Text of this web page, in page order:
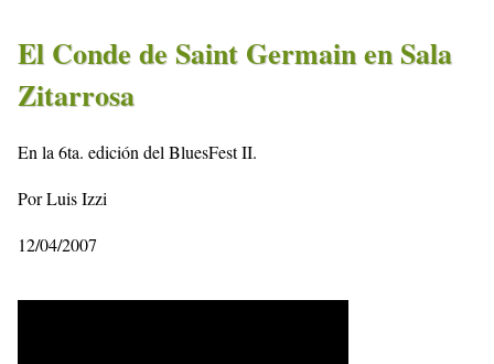
El Conde de Saint Germain en Sala
Zitarrosa
En la 6ta. edición del BluesFest II.
Por Luis Izzi
12/04/2007